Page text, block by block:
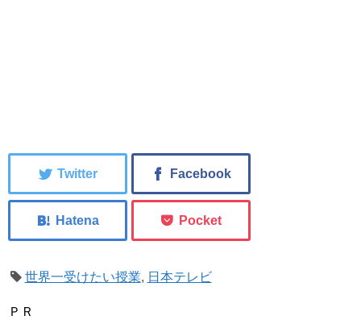
世界一受けたい授業, 日本テレビ
ＰＲ